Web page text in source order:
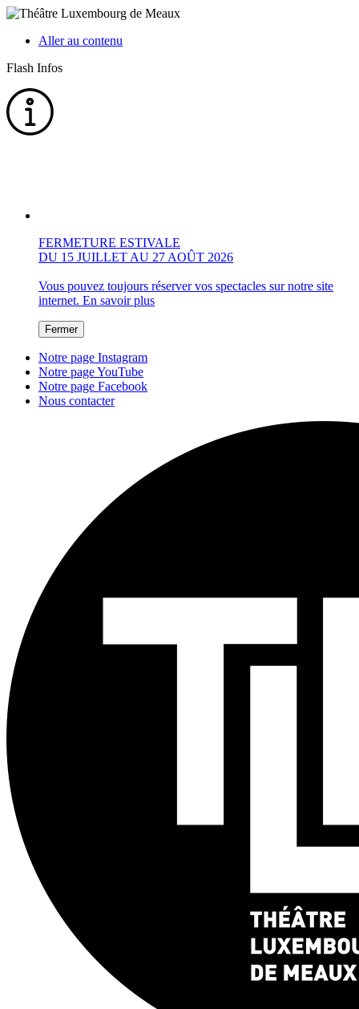
Aller au contenu
Flash Infos
FERMETURE ESTIVALE
DU 15 JUILLET AU 27 AOÛT 2026
Vous pouvez toujours réserver vos spectacles sur notre site
internet. En savoir plus
Fermer
Notre page Instagram
Notre page YouTube
Notre page Facebook
Nous contacter